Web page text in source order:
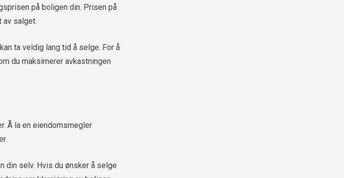
på boligen din. Prisen på
av salget.
ta veldig lang tid å selge. For å
du maksimerer avkastningen
Å la en eiendomsmegler
din selv. Hvis du ønsker å selge